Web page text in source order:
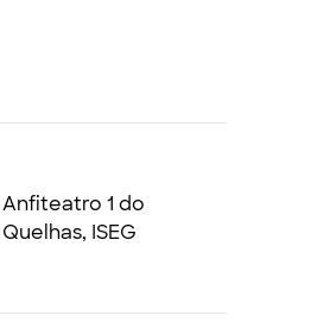
Anfiteatro 1 do
Quelhas, ISEG